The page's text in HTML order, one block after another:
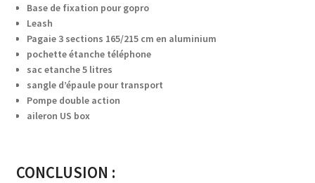
Base de fixation pour gopro
Leash
Pagaie 3 sections 165/215 cm en aluminium
pochette étanche téléphone
sac etanche 5 litres
sangle d’épaule pour transport
Pompe double action
aileron US box
CONCLUSION :